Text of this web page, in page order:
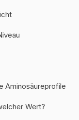
Aminosäureprofile
Wert?